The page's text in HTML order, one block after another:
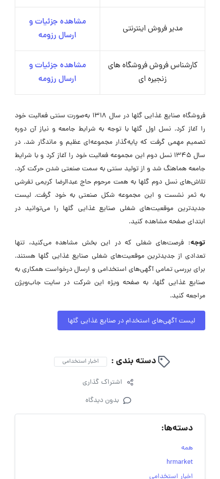
مدیر فروش اینترنتی
مشاهده جزئیات و
ارسال رزومه
کارشناس فروش فروشگاه های
زنجیره ای
مشاهده جزئیات و
ارسال رزومه
فروشگاه صنایع غذایی گلها در سال ۱۳۱۸ به‌صورت سنتی فعالیت خود
را آغاز کرد. نسل اول گلها با توجه به شرایط جامعه و نیاز آن دوره
تصمیم مهمی گرفت که پایه‌گذار مجموعه‌ای عظیم و ماندگار شد. در
سال ۱۳۴۵ نسل دوم این مجموعه فعالیت خود را آغاز کرد و با شرایط
جامعه هماهنگ شد و از تولید سنتی به سمت صنعتی شدن حرکت کرد.
تلاش‌های نسل دوم گلها به همت مرحوم حاج عبدالرضا کریمی تفرشی
به ثمر نشست و این مجموعه شکل صنعتی به خود گرفت. لیست
جدیدترین موقعیت‌های شغلی صنایع غذایی گلها را می‌توانید در
ابتدای صفحه مشاهده کنید.
توجه: فرصت‌های شغلی که در این بخش مشاهده می‌کنید، تنها
تعدادی از جدیدترین موقعیت‌های شغلی صنایع غذایی گلها هستند.
برای بررسی تمامی آگهی‌های استخدامی و ارسال درخواست همکاری به
صنایع غذایی گلها، به صفحه ویژه این شرکت در سایت جاب‌ویژن
مراجعه کنید.
لیست آگهی‌های استخدام در صنایع غذایی گلها
دسته بندی : اخبار استخدامی
اشتراک گذاری
بدون دیدگاه
دسته‌ها:
همه
hrmarket
اخبار استخدامی